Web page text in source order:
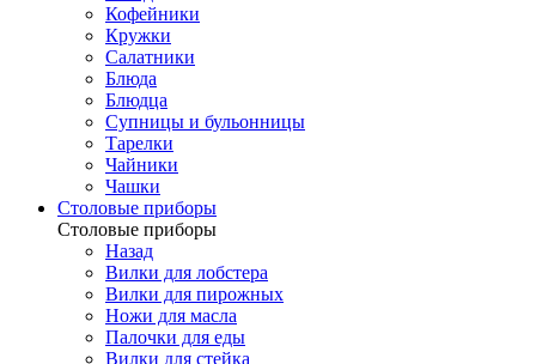
Кофейники
Кружки
Салатники
Блюда
Блюдца
Супницы и бульонницы
Тарелки
Чайники
Чашки
Cтоловые приборы
Cтоловые приборы
Назад
Вилки для лобстера
Вилки для пирожных
Ножи для масла
Палочки для еды
Вилки для стейка